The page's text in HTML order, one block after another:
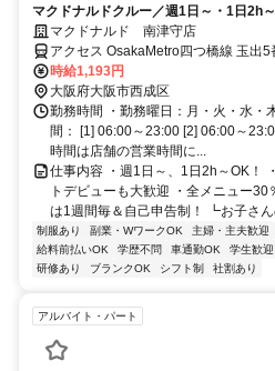
マクドナルドクルー／週1日～・1日2h
マクドナルド 南津守店
アクセス OsakaMetro四つ橋線 玉出5
里玉出岸里口徒歩約16分、南海汐見
北加賀屋 [高速電気軌道第3号線] 玉出
[南海本線] 岸里玉出 [南海高野線] 岸
時給1,193円
大阪府大阪市西成区
勤務時間 ・勤務曜日：月・火・水・
間： [1] 06:00～23:00 [2] 06:00～
時間は店舗の営業時間に...
仕事内容 ・週1日～、1日2h～OK！
トデビューも大歓迎 ・全メニュー30
は1週間毎＆自己申告制！ ┗お子さ
制服あり 副業・WワークOK 主婦・主夫歓迎
給料前払いOK
学歴不問 車通勤OK 学生歓迎
研修あり
ブランクOK シフト制 社割あり
アルバイト・パート